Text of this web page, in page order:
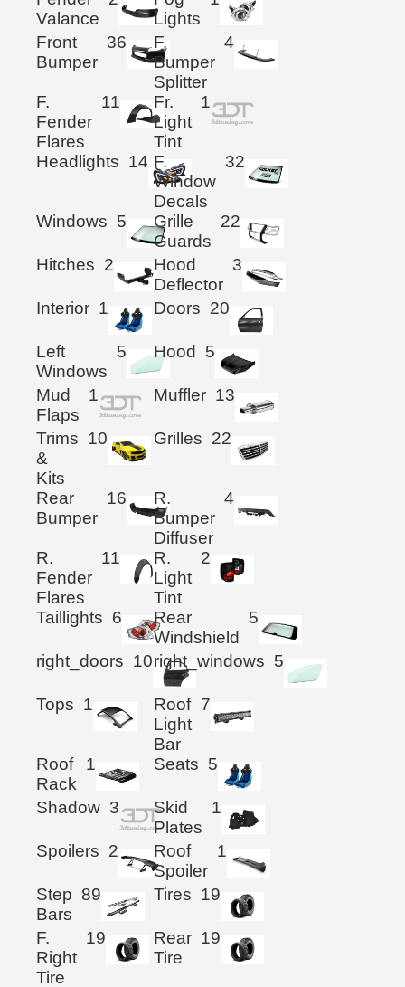
Valance
Lights
Front
Bumper
36
F.
Bumper
Splitter
4
F.
Fender
Flares
11
Fr.
Light
Tint
1
Headlights 14 F.
Window
Decals
32
Windows 5
Grille
Guards
22
Hitches 2
Hood
Deflector
3
Interior 1 Doors 20
Left
Windows
5 Hood 5
Mud
Flaps
1 Muffler 13
Trims
&
Kits
10 Grilles 22
Rear
Bumper
16
R.
Bumper
Diffuser
4
R.
Fender
Flares
11
R.
Light
Tint
2
Taillights 6
Rear
Windshield
5
right_doors 10right_windows 5
Tops 1
Roof
Light
Bar
7
Roof
Rack
1 Seats 5
Shadow 3
Skid
Plates
1
Spoilers 2
Roof
Spoiler
1
Step
Bars
89 Tires 19
F.
Right
Tire
19
Rear
Tire
19